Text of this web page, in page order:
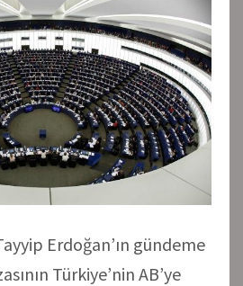
Erdoğan’ın gündeme
Türkiye’nin AB’ye